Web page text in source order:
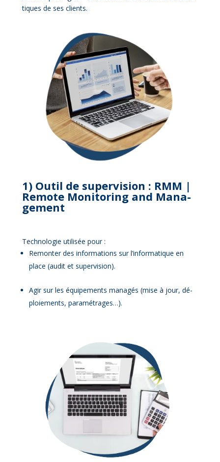
tiques de ses clients.
1) Ou­til de su­per­vi­sion : RMM |
Re­mote Mo­ni­to­ring and Ma­na­
ge­ment
Tech­no­lo­gie uti­li­sée pour :
Re­mon­ter des in­for­ma­tions sur l’informatique en
place (au­dit et su­per­vi­sion).
Agir sur les équi­pe­ments ma­na­gés (mise à jour, dé­
ploie­ments, pa­ra­mé­trages…).